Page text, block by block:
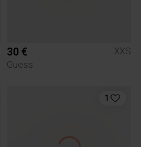
30 €
XXS
Guess
1